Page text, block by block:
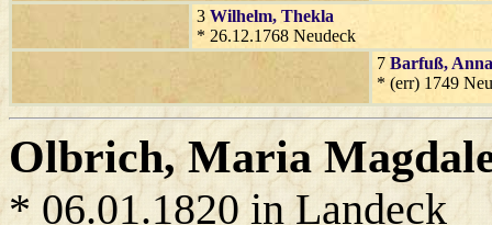
3 Wilhelm, Thekla
* 26.12.1768 Neudeck
7 Barfuß,
* (err) 1749
Olbrich, Maria
* 06.01.1820 in Landeck